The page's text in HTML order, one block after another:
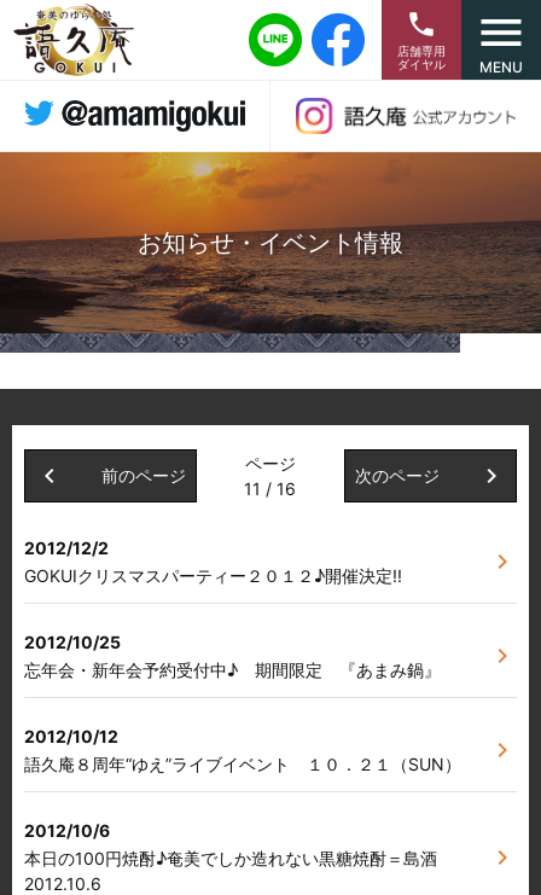
phone
店舗専用
ダイヤル
menu
MENU
お知らせ・イベント情報
chevron_left 前のページ
ページ
11 / 16
次のページ chevron_right
2012/12/2
GOKUIクリスマスパーティー２０１２♪開催決定!!
chevron_right
2012/10/25
忘年会・新年会予約受付中♪ 期間限定 『あまみ鍋』
chevron_right
2012/10/12
語久庵８周年“ゆえ”ライブイベント １０．２１（SUN）
chevron_right
2012/10/6
本日の100円焼酎♪奄美でしか造れない黒糖焼酎＝島酒
2012.10.6
chevron_right